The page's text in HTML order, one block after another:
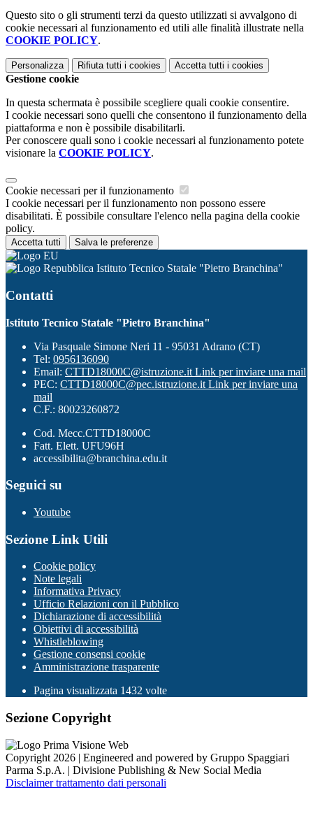
Questo sito o gli strumenti terzi da questo utilizzati si avvalgono di
cookie necessari al funzionamento ed utili alle finalità illustrate nella
COOKIE POLICY.
Personalizza Rifiuta tutti i cookies Accetta tutti i cookies
Gestione cookie
In questa schermata è possibile scegliere quali cookie consentire.
I cookie necessari sono quelli che consentono il funzionamento della
piattaforma e non è possibile disabilitarli.
Per conoscere quali sono i cookie necessari al funzionamento potete
visionare la COOKIE POLICY.
Cookie necessari per il funzionamento
I cookie necessari per il funzionamento non possono essere
disabilitati. È possibile consultare l'elenco nella pagina della cookie
policy.
Accetta tutti Salva le preferenze
Istituto Tecnico Statale "Pietro Branchina"
Contatti
Istituto Tecnico Statale "Pietro Branchina"
Via Pasquale Simone Neri 11 - 95031 Adrano (CT)
Tel: 0956136090
Email: CTTD18000C@istruzione.it Link per inviare una mail
PEC: CTTD18000C@pec.istruzione.it Link per inviare una
mail
C.F.: 80023260872
Cod. Mecc.CTTD18000C
Fatt. Elett. UFU96H
accessibilita@branchina.edu.it
Seguici su
Youtube
Sezione Link Utili
Cookie policy
Note legali
Informativa Privacy
Ufficio Relazioni con il Pubblico
Dichiarazione di accessibilità
Obiettivi di accessibilità
Whistleblowing
Gestione consensi cookie
Amministrazione trasparente
Pagina visualizzata 1432 volte
Sezione Copyright
Copyright 2026 | Engineered and powered by Gruppo Spaggiari
Parma S.p.A. | Divisione Publishing & New Social Media
Disclaimer trattamento dati personali